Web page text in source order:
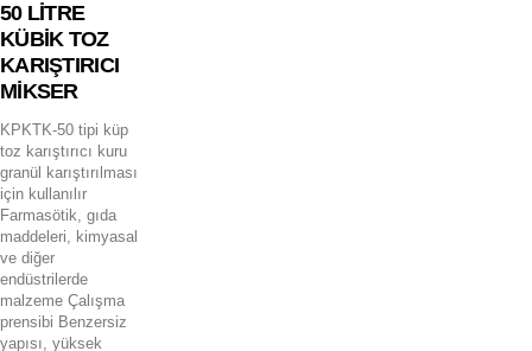
50 LİTRE
KÜBİK TOZ
KARIŞTIRICI
MİKSER
KPKTK-50 tipi küp
toz karıştırıcı kuru
granül karıştırılması
için kullanılır
Farmasötik, gıda
maddeleri, kimyasal
ve diğer
endüstrilerde
malzeme Çalışma
prensibi Benzersiz
yapısı, yüksek